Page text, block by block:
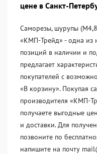
цене в Санкт-
Саморезы, шурупы
«KМП-Трейд» - одна из
позиций в наличии и
предлагает
покупателей с
«В корзину». Покупая
производителя «KМП-
получаете выгодные
и доставки. Для
позвоните по
напишите на почту